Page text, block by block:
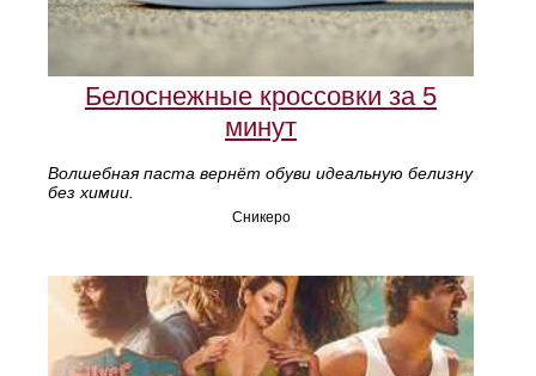
Белоснежные кроссовки за 5
минут
Волшебная паста вернёт обуви идеальную белизну
без химии.
Сникеро